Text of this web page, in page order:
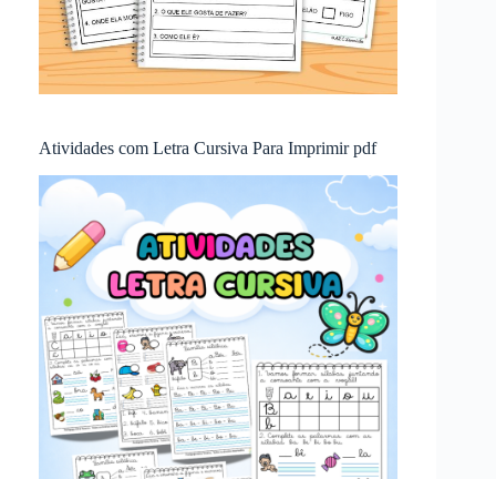
Atividades com Letra Cursiva Para Imprimir pdf